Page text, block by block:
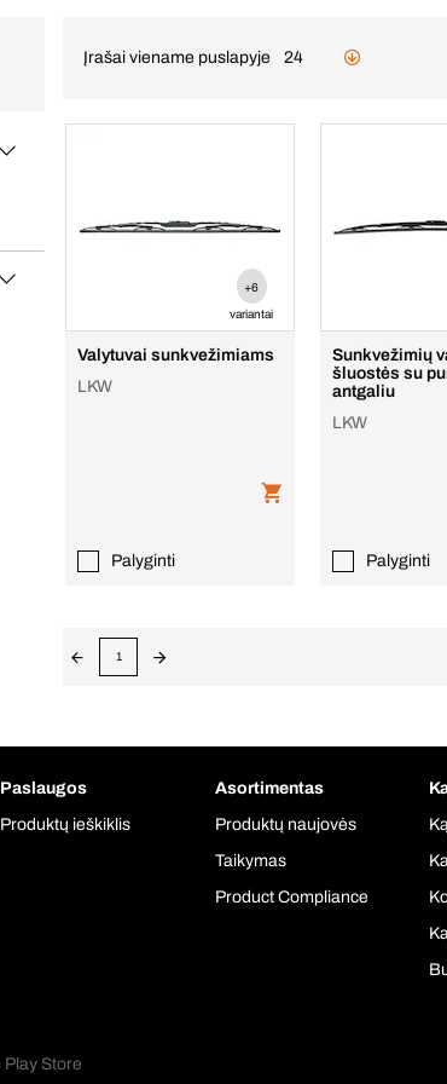
Įrašai viename puslapyje 24
+6
variantai
Valytuvai sunkvežimiams
LKW
Palyginti
Sunkvežimių
šluostės su
antgaliu
LKW
Palyginti
1
Paslaugos
Produktų ieškiklis
Asortimentas
Produktų naujovės
Taikymas
Product Compliance